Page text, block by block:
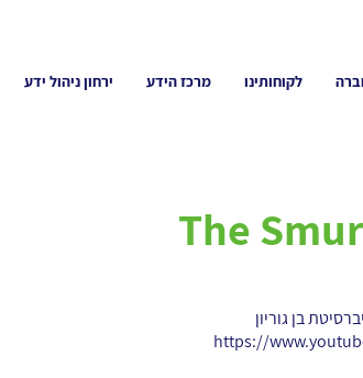
לקוחותינו מרכז הידע ירחון ניהול ידע
The
בן גוריון
https://